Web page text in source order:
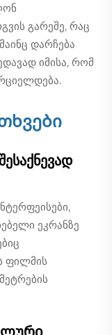
გარეშე, რაც
დარჩება
იმისა, რომ
ეკრანზე
ფილმის